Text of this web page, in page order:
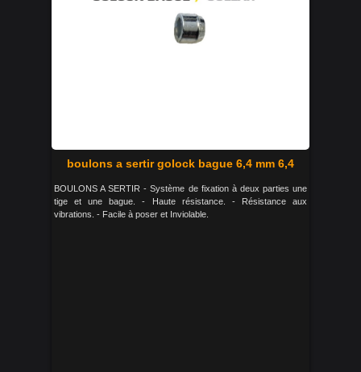
boulons a sertir golock bague 6,4 mm 6,4
BOULONS A SERTIR - Système de fixation à deux parties une
tige et une bague. - Haute résistance. - Résistance aux
vibrations. - Facile à poser et Inviolable.